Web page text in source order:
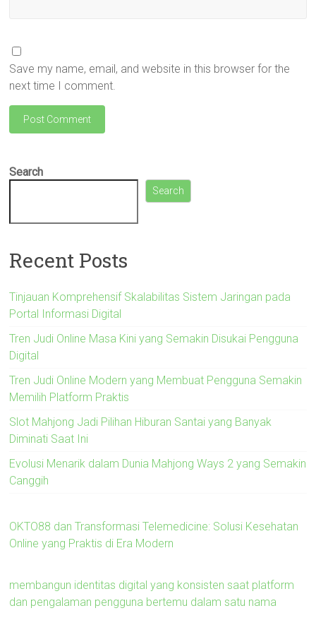
Save my name, email, and website in this browser for the
next time I comment.
Search
Search
Recent Posts
Tinjauan Komprehensif Skalabilitas Sistem Jaringan pada
Portal Informasi Digital
Tren Judi Online Masa Kini yang Semakin Disukai Pengguna
Digital
Tren Judi Online Modern yang Membuat Pengguna Semakin
Memilih Platform Praktis
Slot Mahjong Jadi Pilihan Hiburan Santai yang Banyak
Diminati Saat Ini
Evolusi Menarik dalam Dunia Mahjong Ways 2 yang Semakin
Canggih
OKTO88 dan Transformasi Telemedicine: Solusi Kesehatan
Online yang Praktis di Era Modern
membangun identitas digital yang konsisten saat platform
dan pengalaman pengguna bertemu dalam satu nama